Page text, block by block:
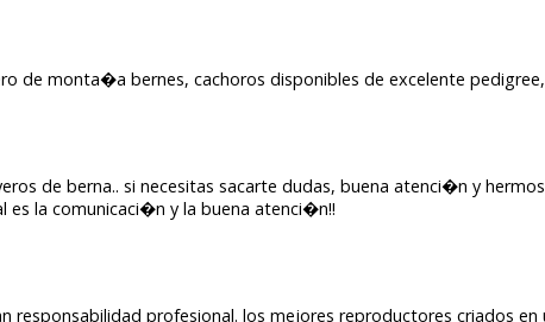
de monta�a bernes, cachoros disponibles de excelente
de berna.. si necesitas sacarte dudas, buena atenci�n y
es la comunicaci�n y la buena atenci�n!!
responsabilidad profesional. los mejores reproductores criados en